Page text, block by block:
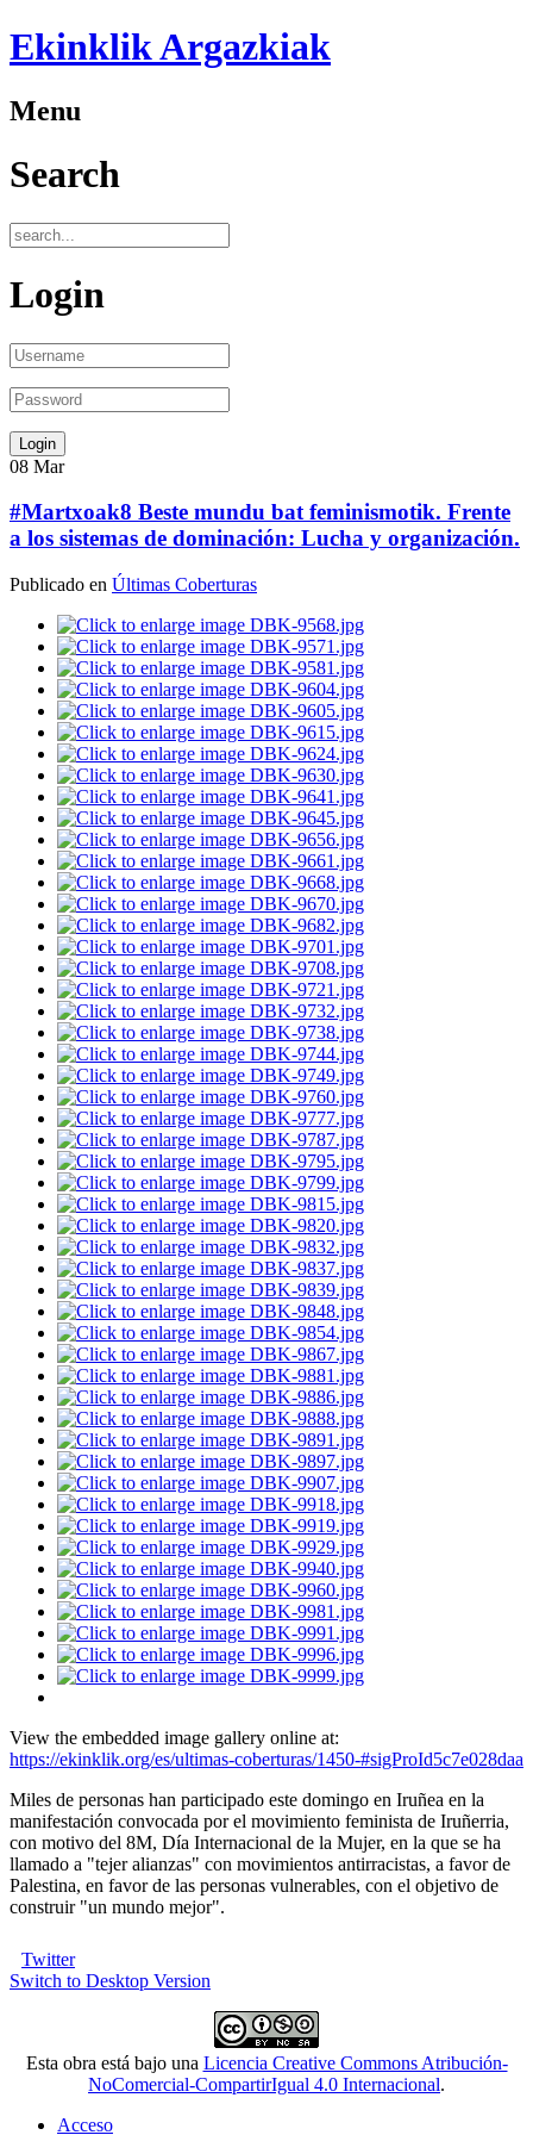
Ekinklik Argazkiak
Menu
Search
Login
08 Mar
#Martxoak8 Beste mundu bat feminismotik. Frente
a los sistemas de dominación: Lucha y organización.
Publicado en Últimas Coberturas
View the embedded image gallery online at:
https://ekinklik.org/es/ultimas-coberturas/1450-#sigProId5c7e028daa
Miles de personas han participado este domingo en Iruñea en la
manifestación convocada por el movimiento feminista de Iruñerria,
con motivo del 8M, Día Internacional de la Mujer, en la que se ha
llamado a "tejer alianzas" con movimientos antirracistas, a favor de
Palestina, en favor de las personas vulnerables, con el objetivo de
construir "un mundo mejor".
Twitter
Switch to Desktop Version
Esta obra está bajo una Licencia Creative Commons Atribución-
NoComercial-CompartirIgual 4.0 Internacional.
Acceso